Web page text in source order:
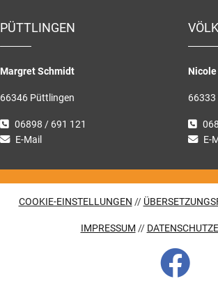
PÜTTLINGEN
Margret Schmidt
66346 Püttlingen
06898 / 691 121
E-Mail
Nicole
66333
E-
COOKIE-EINSTELLUNGEN //
IMPRESSUM //